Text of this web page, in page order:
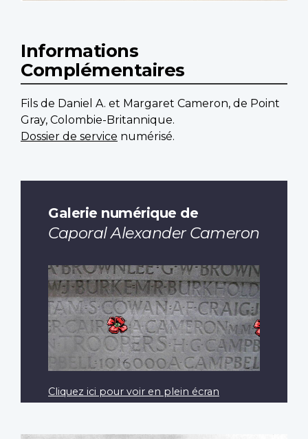
Informations
Complémentaires
Fils de Daniel A. et Margaret Cameron, de Point
Gray, Colombie-Britannique.
Dossier de service numérisé.
Galerie numérique de
Caporal Alexander Cameron
Cliquez ici pour voir en plein écran